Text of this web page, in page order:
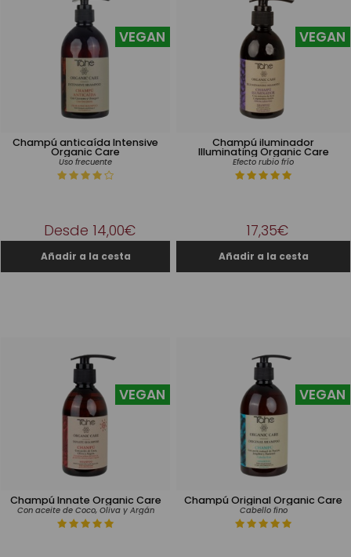
Champú anticaída Intensive
Organic Care
Uso frecuente
VEGAN
Desde 14,00€
Champú iluminador
Illuminating Organic Care
Efecto rubio frío
VEGAN
17,35€
Champú Innate Organic Care
Con aceite de Coco, Oliva y Argán
VEGAN
Champú Original Organic Care
Cabello fino
VEGAN